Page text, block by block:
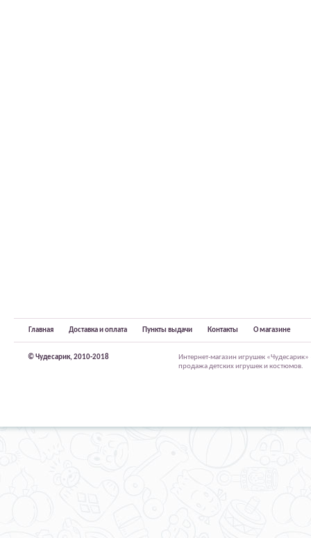
Главная Доставка и оплата Пункты выдачи Контакты О магазине
© Чудесарик, 2010-2018
Интернет-магазин игрушек
продажа детских игрушек и костюмов.